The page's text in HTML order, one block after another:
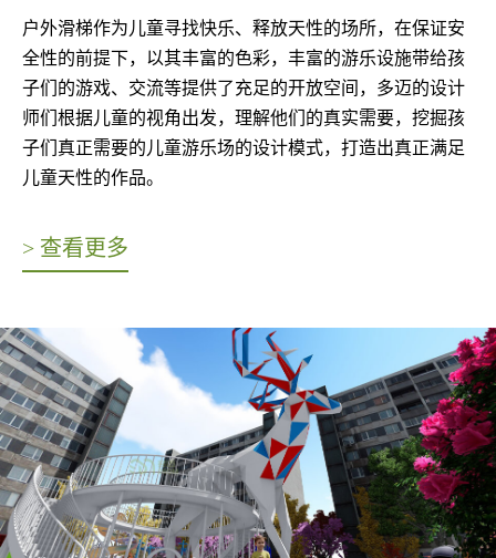
户外滑梯作为儿童寻找快乐、释放天性的场所，在保证安
全性的前提下，以其丰富的色彩，丰富的游乐设施带给孩
子们的游戏、交流等提供了充足的开放空间，多迈的设计
师们根据儿童的视角出发，理解他们的真实需要，挖掘孩
子们真正需要的儿童游乐场的设计模式，打造出真正满足
儿童天性的作品。
> 查看更多